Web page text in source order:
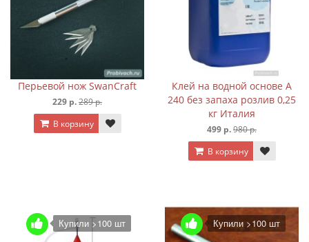
Перьевой нож SwanCraft
229 р.289 р.
В корзину
Клей на водной основе A
240 без запаха розлив 0,25
кг Италия
499 р.980 р.
В корзину
Купили >100 шт Купили >100 шт